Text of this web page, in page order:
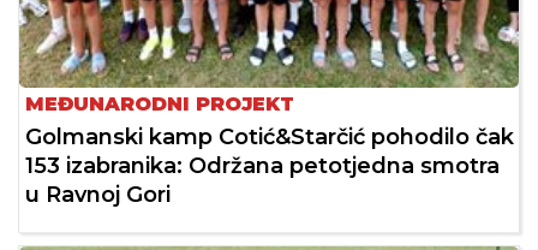
MEĐUNARODNI PROJEKT
Golmanski kamp Cotić&Starčić pohodilo čak
153 izabranika: Održana petotjedna smotra
u Ravnoj Gori